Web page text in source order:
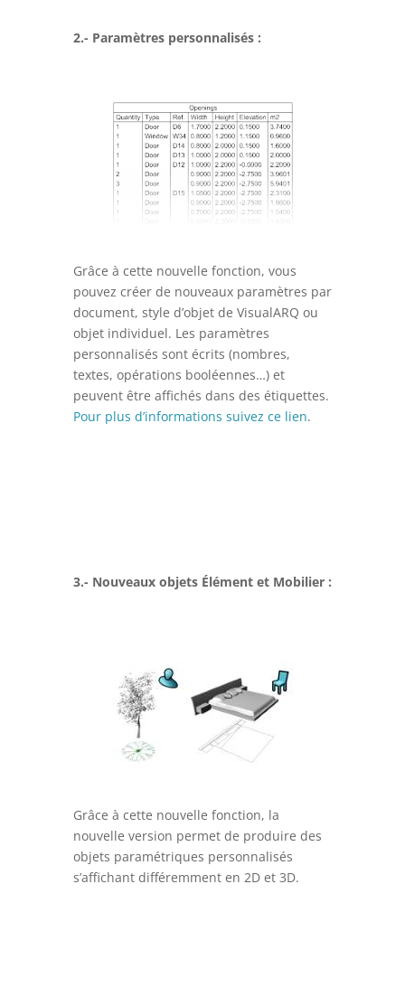
2.- Paramètres personnalisés :
Grâce à cette nouvelle fonction, vous
pouvez créer de nouveaux paramètres par
document, style d’objet de VisualARQ ou
objet individuel. Les paramètres
personnalisés sont écrits (nombres,
textes, opérations booléennes…) et
peuvent être affichés dans des étiquettes.
Pour plus d’informations suivez ce lien.
3.- Nouveaux objets Élément et Mobilier :
Grâce à cette nouvelle fonction, la
nouvelle version permet de produire des
objets paramétriques personnalisés
s’affichant différemment en 2D et 3D.